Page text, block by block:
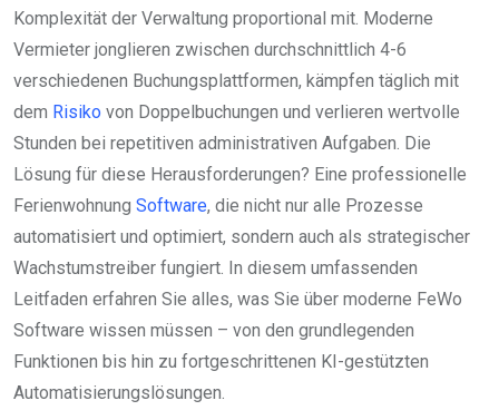
Komplexität der Verwaltung proportional mit. Moderne
Vermieter jonglieren zwischen durchschnittlich 4-6
verschiedenen Buchungsplattformen, kämpfen täglich mit
dem Risiko von Doppelbuchungen und verlieren wertvolle
Stunden bei repetitiven administrativen Aufgaben. Die
Lösung für diese Herausforderungen? Eine professionelle
Ferienwohnung Software, die nicht nur alle Prozesse
automatisiert und optimiert, sondern auch als strategischer
Wachstumstreiber fungiert. In diesem umfassenden
Leitfaden erfahren Sie alles, was Sie über moderne FeWo
Software wissen müssen – von den grundlegenden
Funktionen bis hin zu fortgeschrittenen KI-gestützten
Automatisierungslösungen.